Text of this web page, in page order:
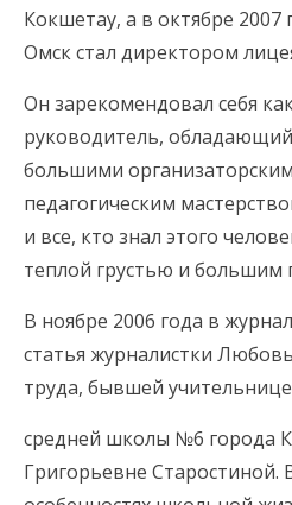
Кокшетау, а в октябре 2007
Омск стал директором
Он зарекомендовал себя
руководитель,
большими
педагогическим
и все, кто знал этого
теплой грустью и большим
В ноябре 2006 года в
статья журналистки
труда, бывшей
средней школы №6 города
Григорьевне Старостиной.